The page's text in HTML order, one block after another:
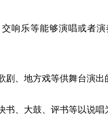
响乐等能够演唱或者
、地方戏等供舞台演出
、大鼓、评书等以说唱